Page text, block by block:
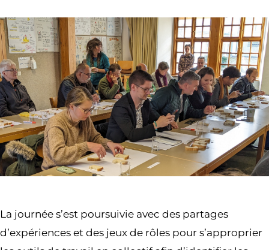
La journée s’est poursuivie avec des partages
d’expériences et des jeux de rôles pour s’approprier